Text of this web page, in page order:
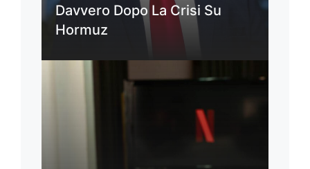
Davvero Dopo La Crisi Su
Hormuz